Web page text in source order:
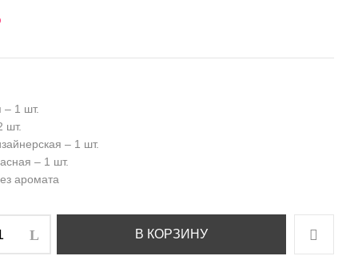
– 1 шт.
шт.
– 1 шт.
– 1 шт.
аромата
В КОРЗИНУ